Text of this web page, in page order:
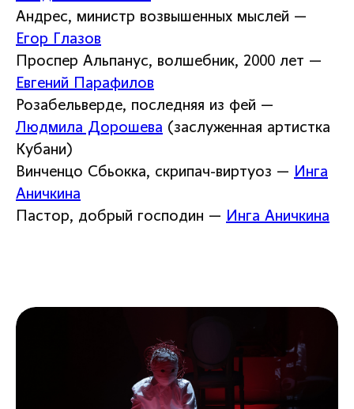
Андрес, министр возвышенных мыслей —
Егор Глазов
Проспер Альпанус, волшебник, 2000 лет —
Евгений Парафилов
Розабельверде, последняя из фей —
Людмила Дорошева (заслуженная артистка
Кубани)
Винченцо Сбьокка, скрипач-виртуоз — Инга
Аничкина
Пастор, добрый господин — Инга Аничкина